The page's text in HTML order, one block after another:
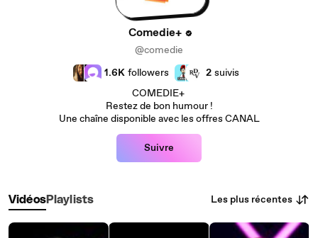
Comedie+
@comedie
1.6K followers 2 suivis
COMEDIE+
Restez de bon humour !
Une chaîne disponible avec les offres CANAL
Suivre
VidéosPlaylists Les plus récentes